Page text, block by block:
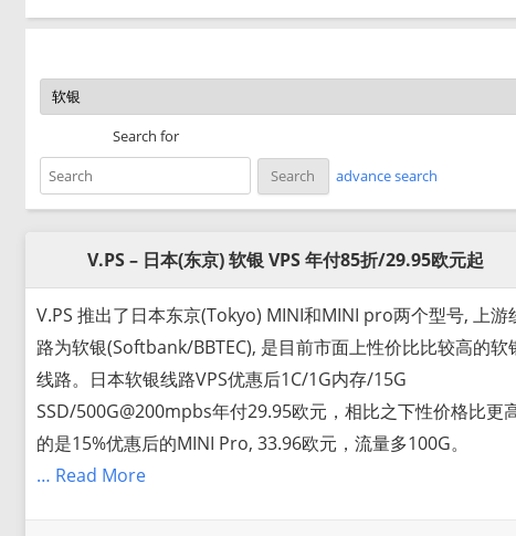
Search for
advance search
V.PS – 日本(东京) 软银 VPS 年付85折/29.95欧元起
V.PS 推出了日本东京(Tokyo) MINI和MINI pro两个型号, 上游
路为软银(Softbank/BBTEC), 是目前市面上性价比比较高的软
线路。日本软银线路VPS优惠后1C/1G内存/15G
SSD/500G@200mpbs年付29.95欧元，相比之下性价格比更
的是15%优惠后的MINI Pro, 33.96欧元，流量多100G。
… Read More